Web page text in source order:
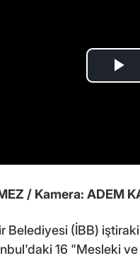
/ Kamera: ADEM
Belediyesi (İBB)
16 "Mesleki